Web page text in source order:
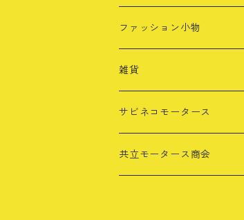
Tシャツ
長袖Tシャツ
パーカー・スウェット
カラー別
ファッション小物
レザーキーホルダー
タオル
キャップ
雑貨
サビネコモータース
共立モータース商会